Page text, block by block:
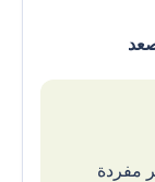
مفردة